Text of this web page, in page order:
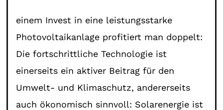
einem Invest in eine leistungsstarke
Photovoltaikanlage profitiert man doppelt:
Die fortschrittliche Technologie ist
einerseits ein aktiver Beitrag für den
Umwelt- und Klimaschutz, andererseits
auch ökonomisch sinnvoll: Solarenergie ist